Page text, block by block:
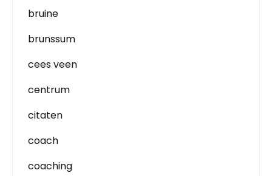
bruine
brunssum
cees veen
centrum
citaten
coach
coaching